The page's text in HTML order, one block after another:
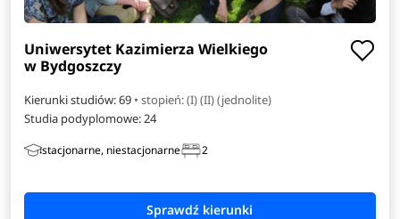
Uniwersytet Kazimierza Wielkiego
w Bydgoszczy
Kierunki studiów: 69 • stopień: (I) (II) (jednolite)
Studia podyplomowe:24
stacjonarne, niestacjonarne 2